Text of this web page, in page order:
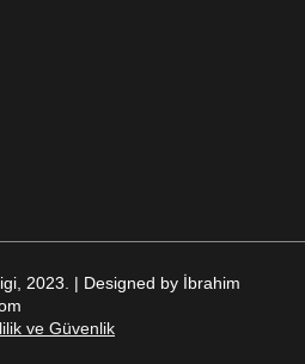
2023. | Designed by İbrahim
ve Güvenlik